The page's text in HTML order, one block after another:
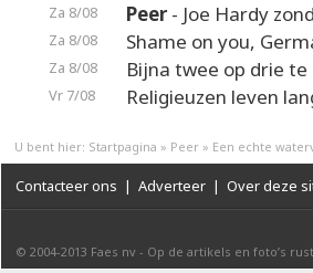
Za 8/08 Peer- Joe Hardy
Za 8/08 Shame on you,
Za 8/08 Bijna twee op drie te
Vr 7/08 Religieuzen leven
U bent hier: Startpagina » Peer » Een echte
Contacteer ons | Adverteer | Over deze
© 2004-2013 Faes nv - Op de artikels en foto’s